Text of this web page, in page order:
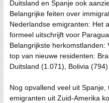
Duitsland en Spanje ook
Belangrijke feiten over
Nederlandse emigranten: Het
formeel uitschrijft voor
Belangrijkste herkomstlanden:
top van nieuwe residenten:
Duitsland (1.071), Bolivia
Nog opvallend veel uit
emigranten uit Zuid-Amerika